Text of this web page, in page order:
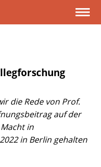
die Rede von Prof.
auf der
in
in Berlin gehalten